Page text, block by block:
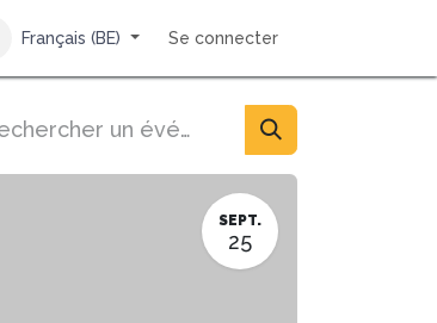
Français (BE) Se connecter
SEPT.
25